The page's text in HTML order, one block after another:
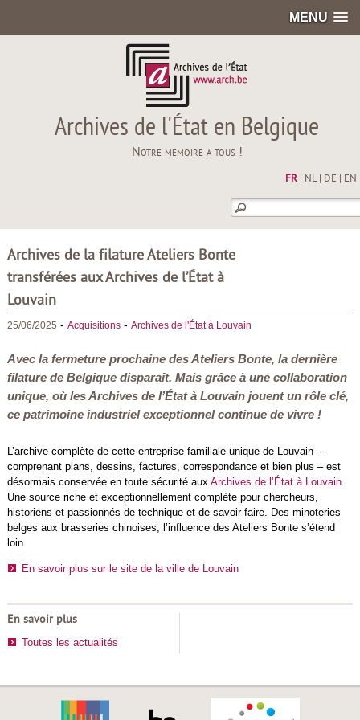
MENU
Archives de l'État en Belgique
Notre mémoire à tous !
FR| NL| DE EN
Archives de la filature Ateliers Bonte
transférées aux Archives de l’État à
Louvain
25/06/2025 - Acquisitions- Archives de l'État à Louvain
Avec la fermeture prochaine des Ateliers Bonte, la dernière
filature de Belgique disparaît. Mais grâce à une collaboration
unique, où les Archives de l’État à Louvain jouent un rôle clé,
ce patrimoine industriel exceptionnel continue de vivre !
L’archive complète de cette entreprise familiale unique de Louvain –
comprenant plans, dessins, factures, correspondance et bien plus – est
désormais conservée en toute sécurité aux Archives de l’État à Louvain.
Une source riche et exceptionnellement complète pour chercheurs,
historiens et passionnés de technique et de savoir-faire. Des minoteries
belges aux brasseries chinoises, l’influence des Ateliers Bonte s’étend
loin.
En savoir plus sur le site de la ville de Louvain
En savoir plus
Toutes les actualités